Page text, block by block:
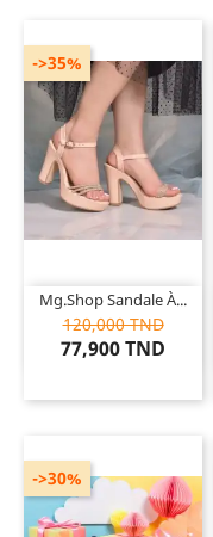
Mg.Shop Sandale À...
120,000 TND
77,900 TND
->35%
->30%